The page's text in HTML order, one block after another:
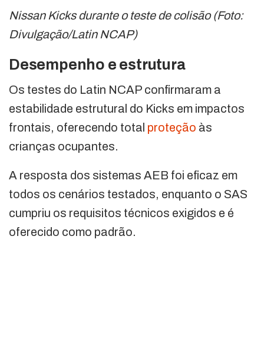
Nissan Kicks durante o teste de colisão (Foto:
Divulgação/Latin NCAP)
Desempenho e estrutura
Os testes do Latin NCAP confirmaram a
estabilidade estrutural do Kicks em impactos
frontais, oferecendo total proteção às
crianças ocupantes.
A resposta dos sistemas AEB foi eficaz em
todos os cenários testados, enquanto o SAS
cumpriu os requisitos técnicos exigidos e é
oferecido como padrão.